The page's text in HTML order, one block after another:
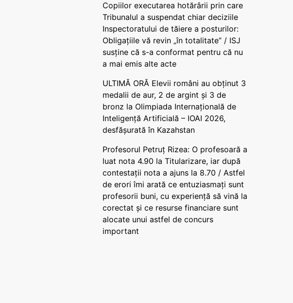
Copiilor executarea hotărârii prin care
Tribunalul a suspendat chiar deciziile
Inspectoratului de tăiere a posturilor:
Obligațiile vă revin „în totalitate” / ISJ
susține că s-a conformat pentru că nu
a mai emis alte acte
ULTIMĂ ORĂ Elevii români au obținut 3
medalii de aur, 2 de argint și 3 de
bronz la Olimpiada Internațională de
Inteligență Artificială – IOAI 2026,
desfășurată în Kazahstan
Profesorul Petruț Rizea: O profesoară a
luat nota 4.90 la Titularizare, iar după
contestații nota a ajuns la 8.70 / Astfel
de erori îmi arată ce entuziasmați sunt
profesorii buni, cu experiență să vină la
corectat și ce resurse financiare sunt
alocate unui astfel de concurs
important